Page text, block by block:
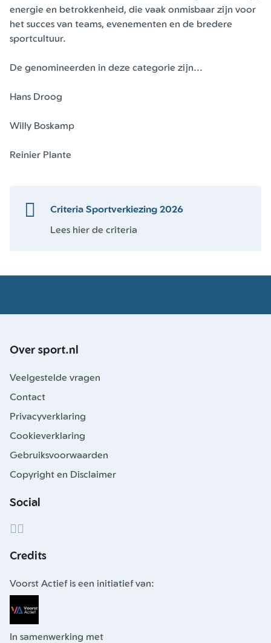
energie en betrokkenheid, die vaak onmisbaar zijn voor
het succes van teams, evenementen en de bredere
sportcultuur.
De genomineerden in deze categorie zijn...
Hans Droog
Willy Boskamp
Reinier Plante
Criteria Sportverkiezing 2026
Lees hier de criteria
Over sport.nl
Veelgestelde vragen
Contact
Privacyverklaring
Cookieverklaring
Gebruiksvoorwaarden
Copyright en Disclaimer
Social
Credits
Voorst Actief is een initiatief van:
In samenwerking met